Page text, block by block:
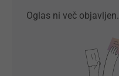
Oglas ni več objavljen.